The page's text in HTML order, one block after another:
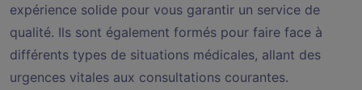
expérience solide pour vous garantir un service de
qualité. Ils sont également formés pour faire face à
différents types de situations médicales, allant des
urgences vitales aux consultations courantes.